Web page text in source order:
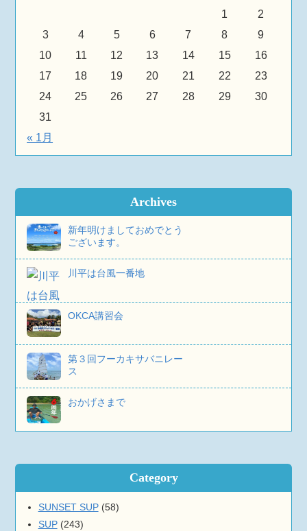
1
2
3
4 5 6 7 8
9
10
11 12 13 14 15
16
17
18 19 20 21 22
23
24
25 26 27 28 29
30
31
« 1月
Archives
新年明けましておめでとう
ございます。
川平は台風一番地
OKCA講習会
第３回フーカキサバニレー
ス
おかげさまで
Category
SUNSET SUP(58)
SUP(243)